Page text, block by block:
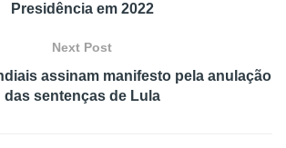
Presidência em 2022
Next Post
assinam manifesto pela anulação
das sentenças de Lula